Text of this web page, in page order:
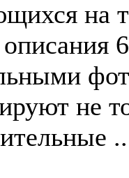
на
описания
не